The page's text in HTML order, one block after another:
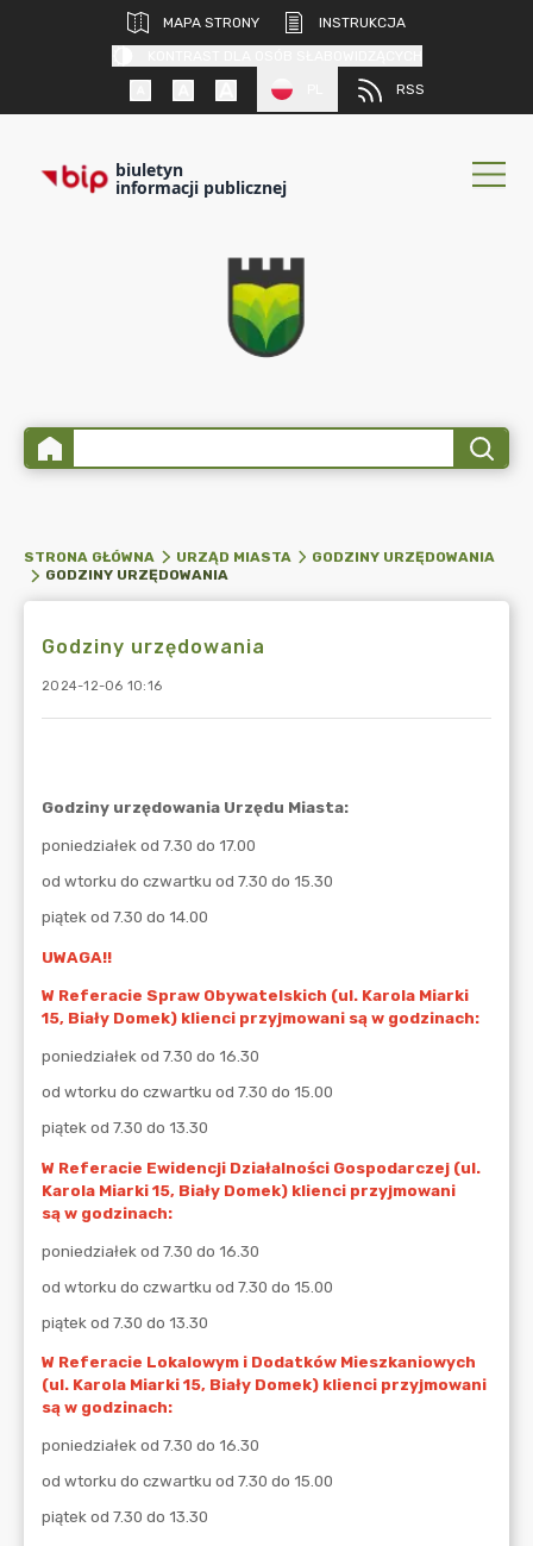
MAPA STRONY
INSTRUKCJA
RSS
biuletyn
informacji publicznej
STRONA GŁÓWNA URZĄD MIASTA
GODZINY URZĘDOWANIA
GODZINY URZĘDOWANIA
Godziny urzędowania
2024-12-06 10:16